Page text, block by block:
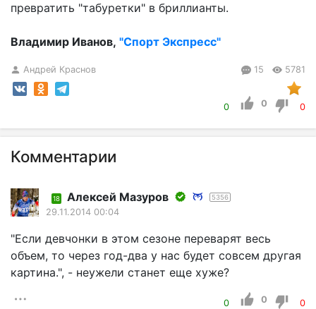
превратить "табуретки" в бриллианты.
Владимир Иванов, "Спорт Экспресс"
Андрей Краснов 15 5781
0 0 0
Комментарии
18 Алексей Мазуров 5356
29.11.2014 00:04
"Если девчонки в этом сезоне переварят весь
объем, то через год-два у нас будет совсем другая
картина.", - неужели станет еще хуже?
0 0 0